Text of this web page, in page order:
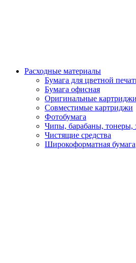
Расходные материалы
Бумага для цветной
Бумага офисная
Оригинальные картриджи
Совместимые картриджи
Фотобумага
Чипы, барабаны, тонеры,
Чистящие средства
Широкоформатная бумага